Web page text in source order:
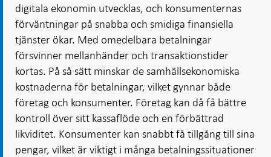
digitala ekonomin utvecklas, och konsumenternas
förväntningar på snabba och smidiga finansiella
tjänster ökar. Med omedelbara betalningar
försvinner mellanhänder och transaktionstider
kortas. På så sätt minskar de samhällsekonomiska
kostnaderna för betalningar, vilket gynnar både
företag och konsumenter. Företag kan då få bättre
kontroll över sitt kassaflöde och en förbättrad
likviditet. Konsumenter kan snabbt få tillgång till sina
pengar, vilket är viktigt i många betalningssituationer